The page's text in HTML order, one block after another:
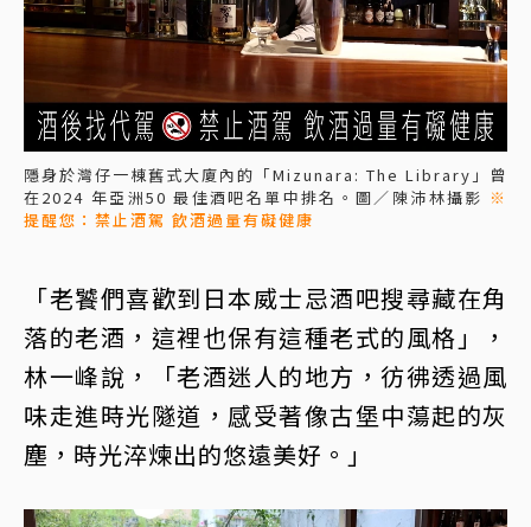
隱身於灣仔一棟舊式大廈內的「Mizunara: The Library」曾
在2024 年亞洲50 最佳酒吧名單中排名。圖／陳沛林攝影 ※
提醒您：禁止酒駕 飲酒過量有礙健康
「老饕們喜歡到日本威士忌酒吧搜尋藏在角
落的老酒，這裡也保有這種老式的風格」，
林一峰說，「老酒迷人的地方，彷彿透過風
味走進時光隧道，感受著像古堡中蕩起的灰
塵，時光淬煉出的悠遠美好。」